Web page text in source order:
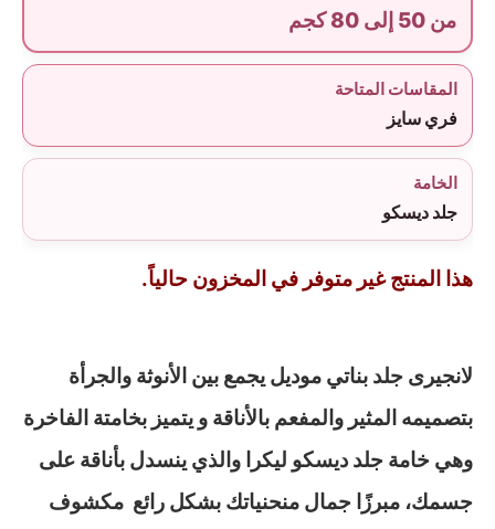
من 50 إلى 80 كجم
المقاسات المتاحة
فري سايز
الخامة
جلد ديسكو
هذا المنتج غير متوفر في المخزون حالياً.
لانجيرى جلد بناتي موديل يجمع بين الأنوثة والجرأة
بتصميمه المثير والمفعم بالأناقة و يتميز بخامتة الفاخرة
وهي خامة جلد ديسكو ليكرا والذي ينسدل بأناقة على
جسمك، مبرزًا جمال منحنياتك بشكل رائع مكشوف